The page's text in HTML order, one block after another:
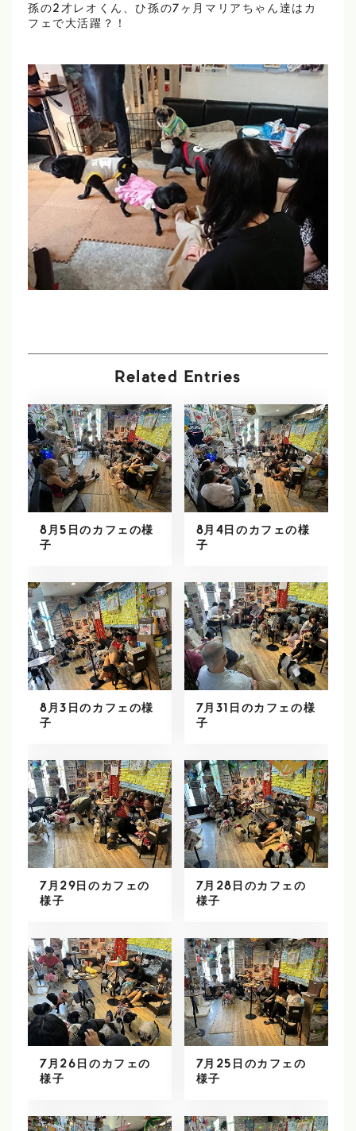
孫の2才レオくん、ひ孫の7ヶ月マリアちゃん達はカ
フェで大活躍？！
Related Entries
8月5日のカフェの様
子
8月4日のカフェの様
子
8月3日のカフェの様
子
7月31日のカフェの様
子
7月29日のカフェの
様子
7月28日のカフェの
様子
7月26日のカフェの
様子
7月25日のカフェの
様子